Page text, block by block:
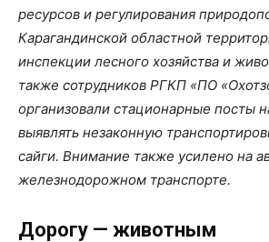
ресурсов и регулирования
Карагандинской областной
инспекции лесного хозяйства и
также сотрудников РГКП «ПО
организовали стационарные посты
выявлять незаконную
сайги. Внимание также усилено на
железнодорожном транспорте.
Дорогу — животным